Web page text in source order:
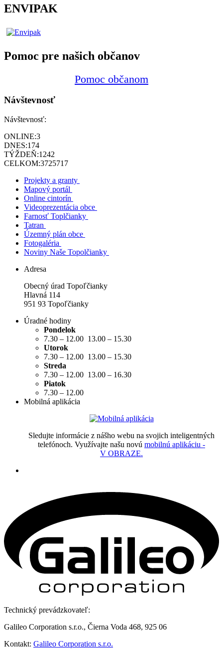
ENVIPAK
Pomoc pre našich občanov
Pomoc občanom
Návštevnosť
Návštevnosť:
ONLINE:3
DNES:174
TÝŽDEŇ:1242
CELKOM:3725717
Projekty a granty
Mapový portál
Online cintorín
Videoprezentácia obce
Farnosť Toplčianky
Tatran
Územný plán obce
Fotogaléria
Noviny Naše Topolčianky
Adresa
Obecný úrad Topoľčianky
Hlavná 114
951 93 Topoľčianky
Úradné hodiny
Pondelok
7.30 – 12.00 13.00 – 15.30
Utorok
7.30 – 12.00 13.00 – 15.30
Streda
7.30 – 12.00 13.00 – 16.30
Piatok
7.30 – 12.00
Mobilná aplikácia
Sledujte informácie z nášho webu na svojich inteligentných
telefónoch. Využívajte našu novú mobilnú aplikáciu -
V OBRAZE.
Technický prevádzkovateľ:
Galileo Corporation s.r.o., Čierna Voda 468, 925 06
Kontakt: Galileo Corporation s.r.o.